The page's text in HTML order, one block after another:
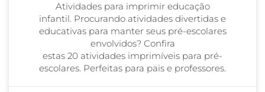
Atividades para imprimir educação
infantil. Procurando atividades divertidas e
educativas para manter seus pré-escolares
envolvidos? Confira
estas 20 atividades imprimíveis para pré-
escolares. Perfeitas para pais e professores.